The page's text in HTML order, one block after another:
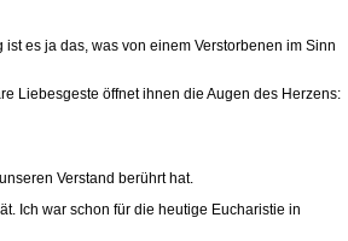
es ja das, was von einem Verstorbenen im Sinn
Liebesgeste öffnet ihnen die Augen des Herzens:
Verstand berührt hat.
Ich war schon für die heutige Eucharistie in